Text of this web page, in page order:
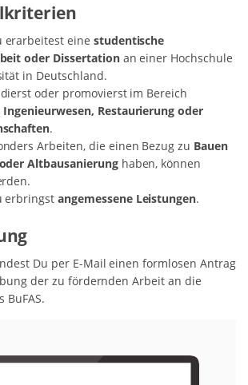
erarbeitest eine studentische
oder Dissertationan einer Hochschule
in Deutschland.
oder promovierst im Bereich
Restaurierung oder
.
Arbeiten, die einen Bezug zu Bauen
Altbausanierunghaben, können
erbringstangemessene Leistungen.
Du per E-Mail einen formlosen Antrag
der zu fördernden Arbeit an die
BuFAS.